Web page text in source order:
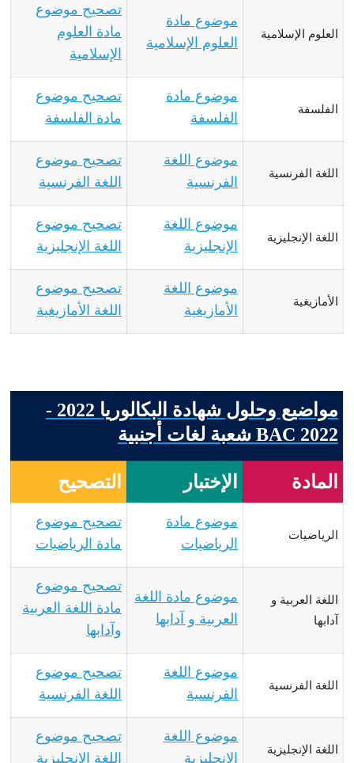
العلوم الإسلامية
موضوع مادة
العلوم الإسلامية
تصحيح موضوع
مادة العلوم
الإسلامية
الفلسفة
موضوع مادة
الفلسفة
تصحيح موضوع
مادة الفلسفة
اللغة الفرنسية
موضوع اللغة
الفرنسية
تصحيح موضوع
اللغة الفرنسية
اللغة الإنجليزية
موضوع اللغة
الإنجليزية
تصحيح موضوع
اللغة الإنجليزية
الأمازيغية
موضوع اللغة
الأمازيغية
تصحيح موضوع
اللغة الأمازيغية
مواضيع وحلول شهادة البكالوريا 2022 -
BAC 2022 شعبة لغات أجنبية
المادة الإختبار التصحيح
الرياضيات
موضوع مادة
الرياضيات
تصحيح موضوع
مادة الرياضيات
اللغة العربية و
آدابها
موضوع مادة اللغة
العربية و آدابها
تصحيح موضوع
مادة اللغة العربية
وآدابها
اللغة الفرنسية
موضوع اللغة
الفرنسية
تصحيح موضوع
اللغة الفرنسية
اللغة الإنجليزية
موضوع اللغة
الإنجليزية
تصحيح موضوع
اللغة الإنجليزية